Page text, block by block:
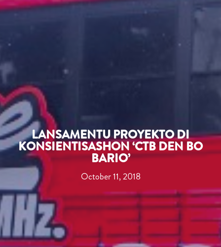
LANSAMENTU PROYEKTO DI
KONSIENTISASHON ‘CTB DEN BO
BARIO’
October 11, 2018